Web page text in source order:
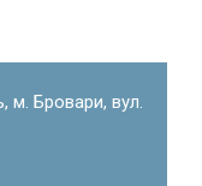
м. Бровари, вул.